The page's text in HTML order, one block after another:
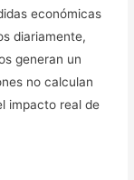
económicas
diariamente,
generan un
no calculan
impacto real de